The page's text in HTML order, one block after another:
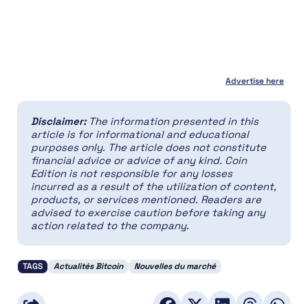
Advertise here
Disclaimer: The information presented in this
article is for informational and educational
purposes only. The article does not constitute
financial advice or advice of any kind. Coin
Edition is not responsible for any losses
incurred as a result of the utilization of content,
products, or services mentioned. Readers are
advised to exercise caution before taking any
action related to the company.
TAGS Actualités Bitcoin Nouvelles du marché